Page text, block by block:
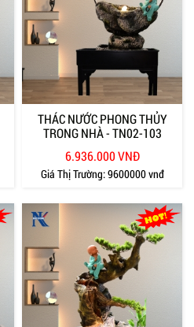
THÁC NƯỚC PHONG THỦY
TRONG NHÀ - TN02-103
6.936.000 VNĐ
Giá Thị Trường:9600000 vnđ